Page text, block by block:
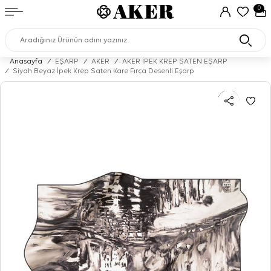
0
Anasayfa / EŞARP / AKER /
AKER İPEK KREP SATEN EŞARP
/
Siyah Beyaz İpek Krep Saten Kare Fırça Desenli Eşarp